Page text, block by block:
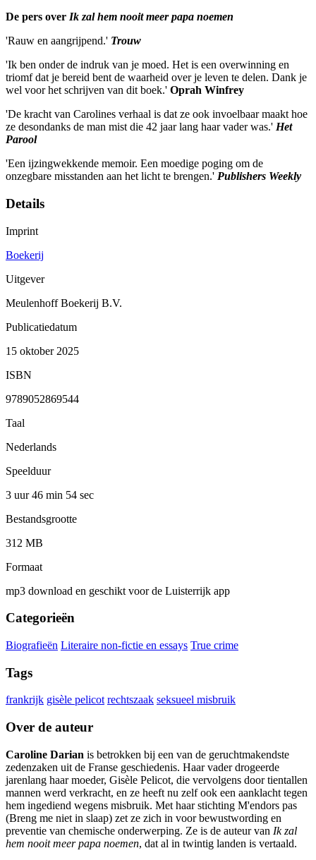
De pers over Ik zal hem nooit meer papa noemen
'Rauw en aangrijpend.' Trouw
'Ik ben onder de indruk van je moed. Het is een overwinning en
triomf dat je bereid bent de waarheid over je leven te delen. Dank je
wel voor het schrijven van dit boek.' Oprah Winfrey
'De kracht van Carolines verhaal is dat ze ook invoelbaar maakt hoe
ze desondanks de man mist die 42 jaar lang haar vader was.' Het
Parool
'Een ijzingwekkende memoir. Een moedige poging om de
onzegbare misstanden aan het licht te brengen.' Publishers Weekly
Details
Imprint
Boekerij
Uitgever
Meulenhoff Boekerij B.V.
Publicatiedatum
15 oktober 2025
ISBN
9789052869544
Taal
Nederlands
Speelduur
3 uur 46 min 54 sec
Bestandsgrootte
312 MB
Formaat
mp3 download en geschikt voor de Luisterrijk app
Categorieën
Biografieën Literaire non-fictie en essays True crime
Tags
frankrijk gisèle pelicot rechtszaak seksueel misbruik
Over de auteur
Caroline Darian is betrokken bij een van de geruchtmakendste
zedenzaken uit de Franse geschiedenis. Haar vader drogeerde
jarenlang haar moeder, Gisèle Pelicot, die vervolgens door tientallen
mannen werd verkracht, en ze heeft nu zelf ook een aanklacht tegen
hem ingediend wegens misbruik. Met haar stichting M'endors pas
(Breng me niet in slaap) zet ze zich in voor bewustwording en
preventie van chemische onderwerping. Ze is de auteur van Ik zal
hem nooit meer papa noemen, dat al in twintig landen is vertaald.